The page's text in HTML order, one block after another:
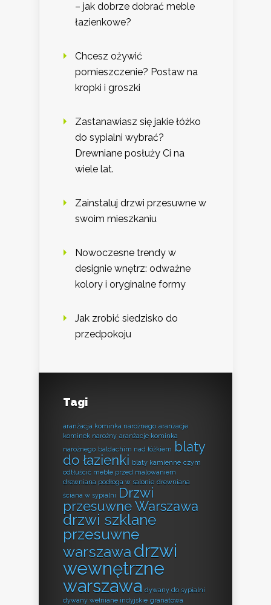
– jak dobrze dobrać meble
łazienkowe?
Chcesz ożywić
pomieszczenie? Postaw na
kropki i groszki
Zastanawiasz się jakie łóżko
do sypialni wybrać?
Drewniane posłuży Ci na
wiele lat.
Zainstaluj drzwi przesuwne w
swoim mieszkaniu
Nowoczesne trendy w
designie wnętrz: odważne
kolory i oryginalne formy
Jak zrobić siedzisko do
przedpokoju
Tagi
aranżacja kominka narożnego aranżacje
kominek narożny aranżacje kominka
narożnego baldachim nad łóżkiem
blaty
do łazienki blaty kamienne czym
odtłuścić meble przed malowaniem
drewniana podłoga w salonie drewniana
ściana w sypialni Drzwi
przesuwne Warszawa
drzwi szklane
przesuwne
warszawa drzwi
wewnętrzne
warszawa dywany do sypialni
dywany wełniane indyjskie granatowa